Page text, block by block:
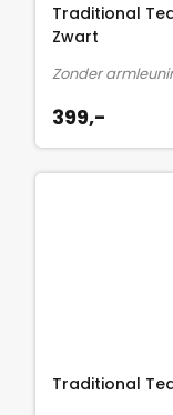
Traditional
Zwart
Zonder
399,-
Traditional